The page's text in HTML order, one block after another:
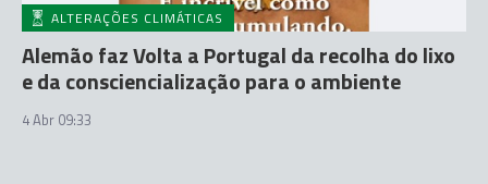
ALTERAÇÕES CLIMÁTICAS
Alemão faz Volta a Portugal da recolha do lixo
e da consciencialização para o ambiente
4 Abr 09:33